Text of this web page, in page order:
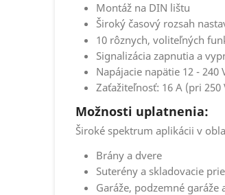
Montáž na DIN lištu
Široký časový rozsah
10 rôznych, voliteľných
Signalizácia zapnutia a
Napájacie napätie 12 - 240
Zaťažiteľnosť: 16 A (pri 250
Možnosti uplatnenia:
Široké spektrum aplikácii v
Brány a dvere
Suterény a skladovacie
Garáže, podzemné garáže